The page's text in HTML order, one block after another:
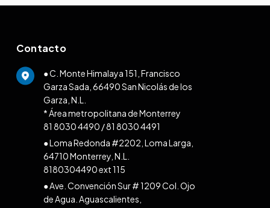
Contacto
● C. Monte Himalaya 151, Francisco
Garza Sada, 66490 San Nicolás de los
Garza, N.L.
* Área metropolitana de Monterrey
81 8030 4490 /81 8030 4491
● Loma Redonda #2202, Loma Larga,
64710 Monterrey, N.L.
8180304490 ext 115
● Ave. Convención Sur # 1209 Col. Ojo
de Agua. Aguascalientes,